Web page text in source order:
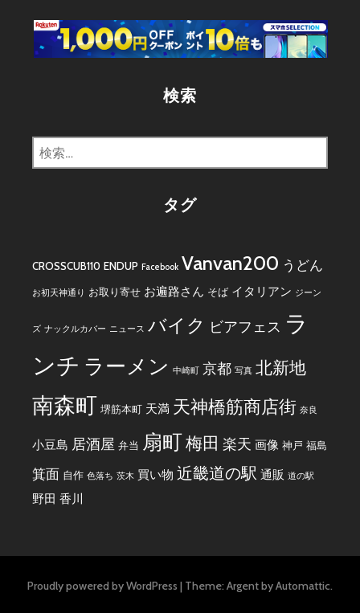
ゴ
リ
検索
検
索:
タグ
CROSSCUB110 ENDUP Facebook Vanvan200 うどん
お初天神通り お取り寄せ お遍路さん そば イタリアン ジーン
ズ ナックルカバー ニュース バイク ビアフェス ラ
ンチ ラーメン 中崎町 京都 写真 北新地
南森町 堺筋本町 天満 天神橋筋商店街 奈良
小豆島 居酒屋 弁当 扇町梅田 楽天 画像 神戸 福島
箕面 自作 色落ち 茨木 買い物 近畿道の駅 通販 道の駅
野田 香川
Proudly powered by WordPress | Theme: Argent byAutomattic.